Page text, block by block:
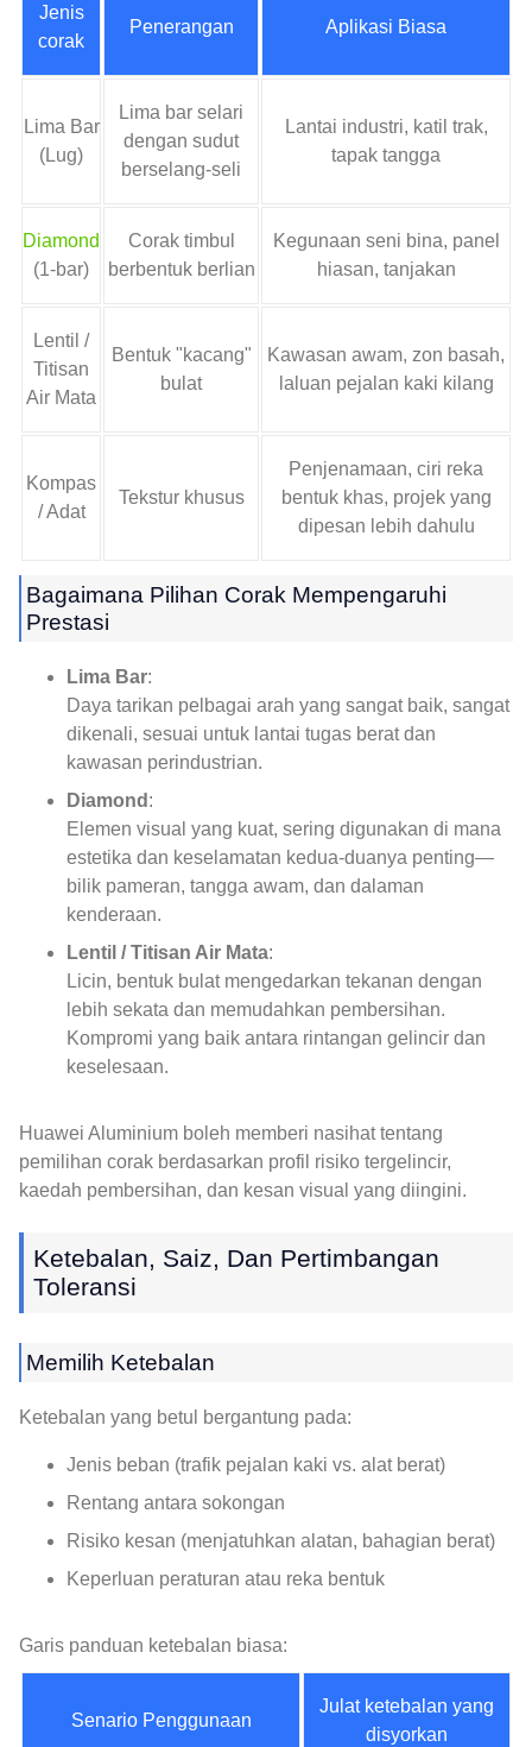
Jenis
corak
Penerangan Aplikasi Biasa
Lima Bar
(Lug)
Lima bar selari
dengan sudut
berselang-seli
Lantai industri, katil trak,
tapak tangga
Diamond
(1-bar)
Corak timbul
berbentuk berlian
Kegunaan seni bina, panel
hiasan, tanjakan
Lentil /
Titisan
Air Mata
Bentuk "kacang"
bulat
Kawasan awam, zon basah,
laluan pejalan kaki kilang
Kompas
/ Adat
Tekstur khusus
Penjenamaan, ciri reka
bentuk khas, projek yang
dipesan lebih dahulu
Bagaimana Pilihan Corak Mempengaruhi
Prestasi
Lima Bar:
Daya tarikan pelbagai arah yang sangat baik, sangat
dikenali, sesuai untuk lantai tugas berat dan
kawasan perindustrian.
Diamond :
Elemen visual yang kuat, sering digunakan di mana
estetika dan keselamatan kedua-duanya penting—
bilik pameran, tangga awam, dan dalaman
kenderaan.
Lentil / Titisan Air Mata:
Licin, bentuk bulat mengedarkan tekanan dengan
lebih sekata dan memudahkan pembersihan.
Kompromi yang baik antara rintangan gelincir dan
keselesaan.
Huawei Aluminium boleh memberi nasihat tentang
pemilihan corak berdasarkan profil risiko tergelincir,
kaedah pembersihan, dan kesan visual yang diingini.
Ketebalan, Saiz, Dan Pertimbangan
Toleransi
Memilih Ketebalan
Ketebalan yang betul bergantung pada:
Jenis beban (trafik pejalan kaki vs. alat berat)
Rentang antara sokongan
Risiko kesan (menjatuhkan alatan, bahagian berat)
Keperluan peraturan atau reka bentuk
Garis panduan ketebalan biasa:
Senario Penggunaan
Julat ketebalan yang
disyorkan